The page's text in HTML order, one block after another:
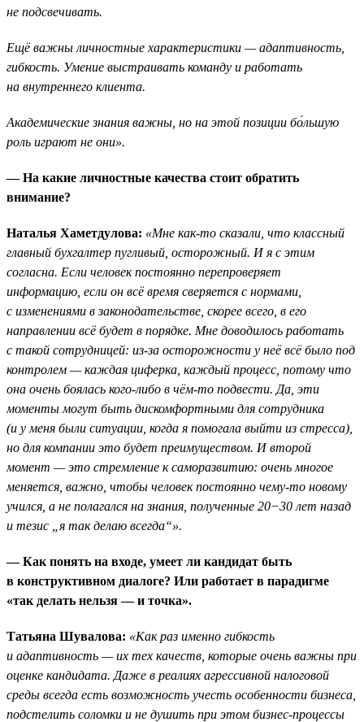
не подсвечивать.
Ещё важны личностные характеристики — адаптивность,
гибкость. Умение выстраивать команду и работать
на внутреннего клиента.
Академические знания важны, но на этой позиции бо́льшую
роль играют не они».
— На какие личностные качества стоит обратить
внимание?
Наталья Хаметдулова: «Мне как-то сказали, что классный
главный бухгалтер пугливый, осторожный. И я с этим
согласна. Если человек постоянно перепроверяет
информацию, если он всё время сверяется с нормами,
с изменениями в законодательстве, скорее всего, в его
направлении всё будет в порядке. Мне доводилось работать
с такой сотрудницей: из-за осторожности у неё всё было под
контролем — каждая циферка, каждый процесс, потому что
она очень боялась кого-либо в чём-то подвести. Да, эти
моменты могут быть дискомфортными для сотрудника
(и у меня были ситуации, когда я помогала выйти из стресса),
но для компании это будет преимуществом. И второй
момент — это стремление к саморазвитию: очень многое
меняется, важно, чтобы человек постоянно чему-то новому
учился, а не полагался на знания, полученные 20−30 лет назад
и тезис „я так делаю всегда“».
— Как понять на входе, умеет ли кандидат быть
в конструктивном диалоге? Или работает в парадигме
«так делать нельзя — и точка».
Татьяна Шувалова: «Как раз именно гибкость
и адаптивность — их тех качеств, которые очень важны при
оценке кандидата. Даже в реалиях агрессивной налоговой
среды всегда есть возможность учесть особенности бизнеса,
подстелить соломки и не душить при этом бизнес-процессы